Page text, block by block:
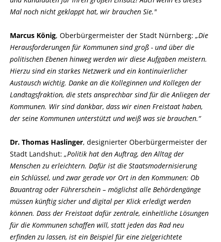
Mal noch nicht geklappt hat, wir brauchen Sie."
Marcus König, Oberbürgermeister der Stadt Nürnberg: Die
Herausforderungen für Kommunen sind groß - und über die
politischen Ebenen hinweg werden wir diese Aufgaben meistern.
Hierzu sind ein starkes Netzwerk und ein kontinuierlicher
Austausch wichtig. Danke an die Kolleginnen und Kollegen der
Landtagsfraktion, die stets ansprechbar sind für die Anliegen der
Kommunen. Wir sind dankbar, dass wir einen Freistaat haben,
der seine Kommunen unterstützt und weiß was sie brauchen.“
Dr. Thomas Haslinger, designierter Oberbürgermeister der
Stadt Landshut: Politik hat den Auftrag, den Alltag der
Menschen zu erleichtern. Dafür ist die Staatsmodernisierung
ein Schlüssel, und zwar gerade vor Ort in den Kommunen: Ob
Bauantrag oder Führerschein – möglichst alle Behördengänge
müssen künftig sicher und digital per Klick erledigt werden
können. Dass der Freistaat dafür zentrale, einheitliche Lösungen
für die Kommunen schaffen will, statt jeden das Rad neu
erfinden zu lassen, ist ein Beispiel für eine zielgerichtete